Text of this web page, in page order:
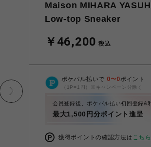
Maison MIHARA
Low-top Sneaker
￥46,200 税込
ポケパル払いで 0〜0ポイント
（1P=1円）※キャンペーン分除く
会員登録後、ポケパル払い初回登録&
最大1,500円分ポイント進呈
獲得ポイントの確認方法はこちら